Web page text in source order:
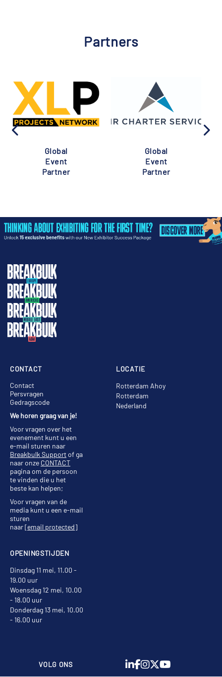
Partners
Global
Event
Partner
Global
Event
Partner
LOCATIE
Rotterdam Ahoy
Rotterdam
Nederland
OPENINGSTIJDEN
Dinsdag 11 mei, 11.00 -
19.00 uur
Woensdag 12 mei, 10.00
- 18.00 uur
Donderdag 13 mei, 10.00
- 16.00 uur
CONTACT
Contact
Persvragen
Gedragscode
We horen graag van je!
Voor vragen over het
evenement kunt u een
e-mail sturen naar
Breakbulk Supportof ga
naar onze CONTACT
pagina om de persoon
te vinden die u het
beste kan helpen;
Voor vragen van de
media kunt u een e-mail
sturen
naar[email protected]
VOLG ONS